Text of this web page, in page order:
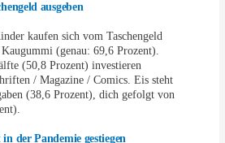
ausgeben
kaufen sich vom Taschengeld
(genau: 69,6 Prozent).
(50,8 Prozent) investieren
/ Magazine / Comics. Eis steht
(38,6 Prozent), dich gefolgt von
der Pandemie gestiegen